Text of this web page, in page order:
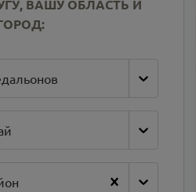
ВАШУ ОБЛАСТЬ И